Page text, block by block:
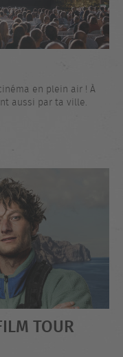
en plein air ! À
aussi par ta ville.
TOUR